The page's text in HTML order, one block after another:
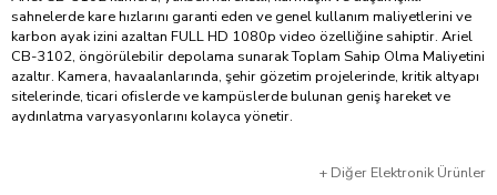
sahnelerde kare hızlarını garanti eden ve genel kullanım maliyetlerini ve
karbon ayak izini azaltan FULL HD 1080p video özelliğine sahiptir. Ariel
CB-3102, öngörülebilir depolama sunarak Toplam Sahip Olma Maliyetini
azaltır. Kamera, havaalanlarında, şehir gözetim projelerinde, kritik altyapı
sitelerinde, ticari ofislerde ve kampüslerde bulunan geniş hareket ve
aydınlatma varyasyonlarını kolayca yönetir.
+ Diğer Elektronik Ürünler